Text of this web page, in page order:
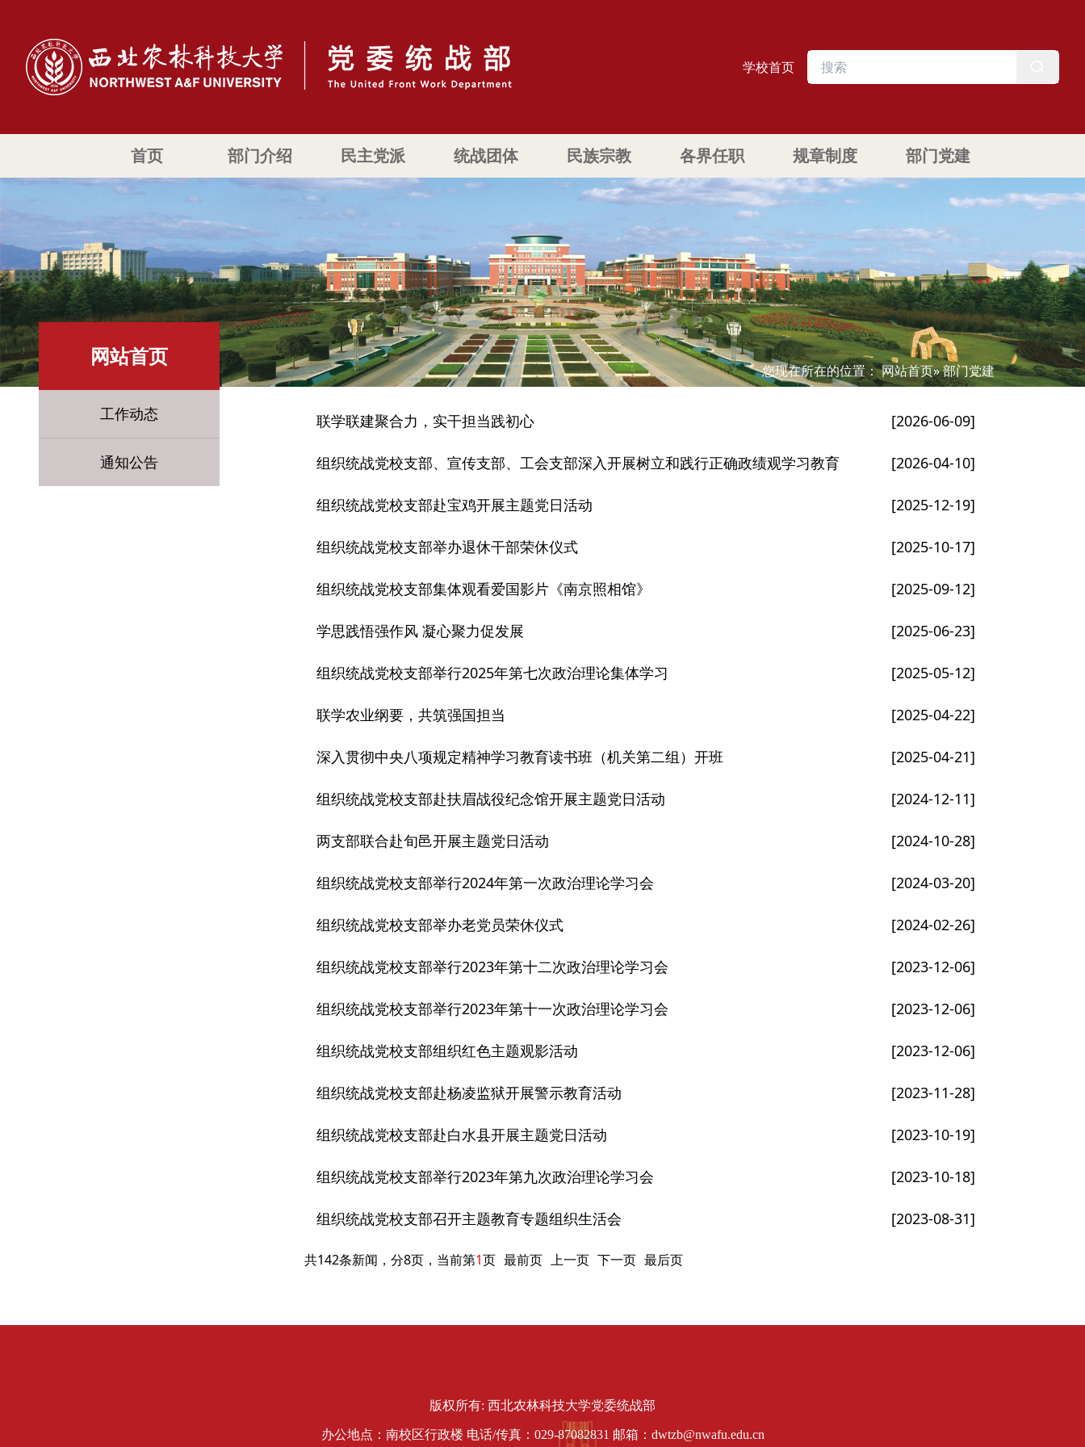
学校首页
首页 部门介绍 民主党派 统战团体 民族宗教 各界任职 规章制度 部门党建
网站首页
工作动态
通知公告
您现在所在的位置：网站首页» 部门党建
联学联建聚合力，实干担当践初心 [2026-06-09]
组织统战党校支部、宣传支部、工会支部深入开展树立和践行正确政绩观学习教育 [2026-04-10]
组织统战党校支部赴宝鸡开展主题党日活动 [2025-12-19]
组织统战党校支部举办退休干部荣休仪式 [2025-10-17]
组织统战党校支部集体观看爱国影片《南京照相馆》 [2025-09-12]
学思践悟强作风 凝心聚力促发展 [2025-06-23]
组织统战党校支部举行2025年第七次政治理论集体学习 [2025-05-12]
联学农业纲要，共筑强国担当 [2025-04-22]
深入贯彻中央八项规定精神学习教育读书班（机关第二组）开班 [2025-04-21]
组织统战党校支部赴扶眉战役纪念馆开展主题党日活动 [2024-12-11]
两支部联合赴旬邑开展主题党日活动 [2024-10-28]
组织统战党校支部举行2024年第一次政治理论学习会 [2024-03-20]
组织统战党校支部举办老党员荣休仪式 [2024-02-26]
组织统战党校支部举行2023年第十二次政治理论学习会 [2023-12-06]
组织统战党校支部举行2023年第十一次政治理论学习会 [2023-12-06]
组织统战党校支部组织红色主题观影活动 [2023-12-06]
组织统战党校支部赴杨凌监狱开展警示教育活动 [2023-11-28]
组织统战党校支部赴白水县开展主题党日活动 [2023-10-19]
组织统战党校支部举行2023年第九次政治理论学习会 [2023-10-18]
组织统战党校支部召开主题教育专题组织生活会 [2023-08-31]
共142条新闻，分8页，当前第1页 最前页 上一页 下一页 最后页
版权所有: 西北农林科技大学党委统战部
办公地点：南校区行政楼 电话/传真：029-87082831 邮箱：dwtzb@nwafu.edu.cn